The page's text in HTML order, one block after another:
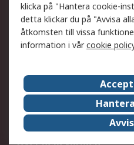
Leverans
Begär en fakturakopi
Betalningsalternativ
Om RS
Det juridiska
Jobba hos RS
klicka på "Hantera cookie-
detta klickar du på "Avvisa
åtkomsten till vissa
information i vårcookie